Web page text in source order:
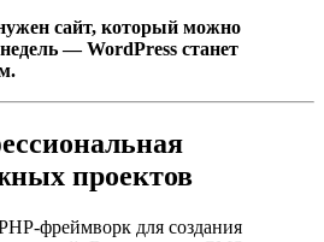
сайт, который можно
— WordPress станет
проектов
фреймворк для создания